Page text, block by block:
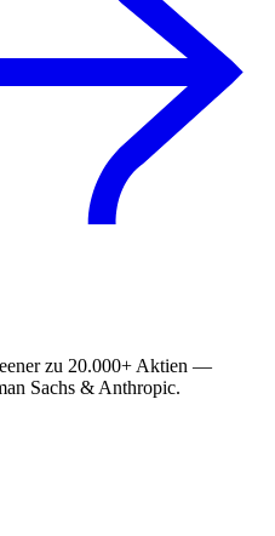
zu 20.000+ Aktien —
Sachs & Anthropic.